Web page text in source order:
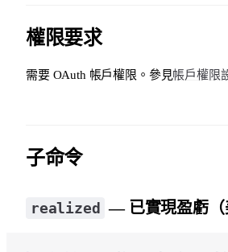
權限要求
需要 OAuth 帳戶權限。參見帳戶權限
子命令
realized — 已實現盈虧（